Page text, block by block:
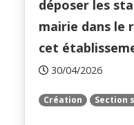
déposer les
mairie dans le
cet
30/04/2026
Création Section